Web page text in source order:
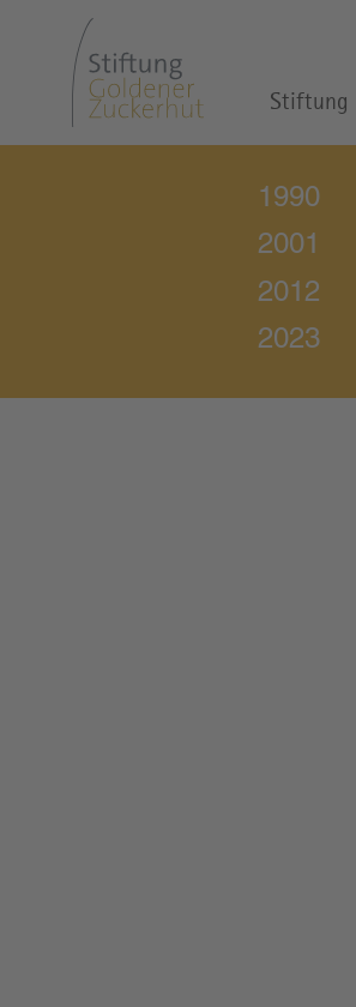
Stiftung
1990
2001
2012
2023